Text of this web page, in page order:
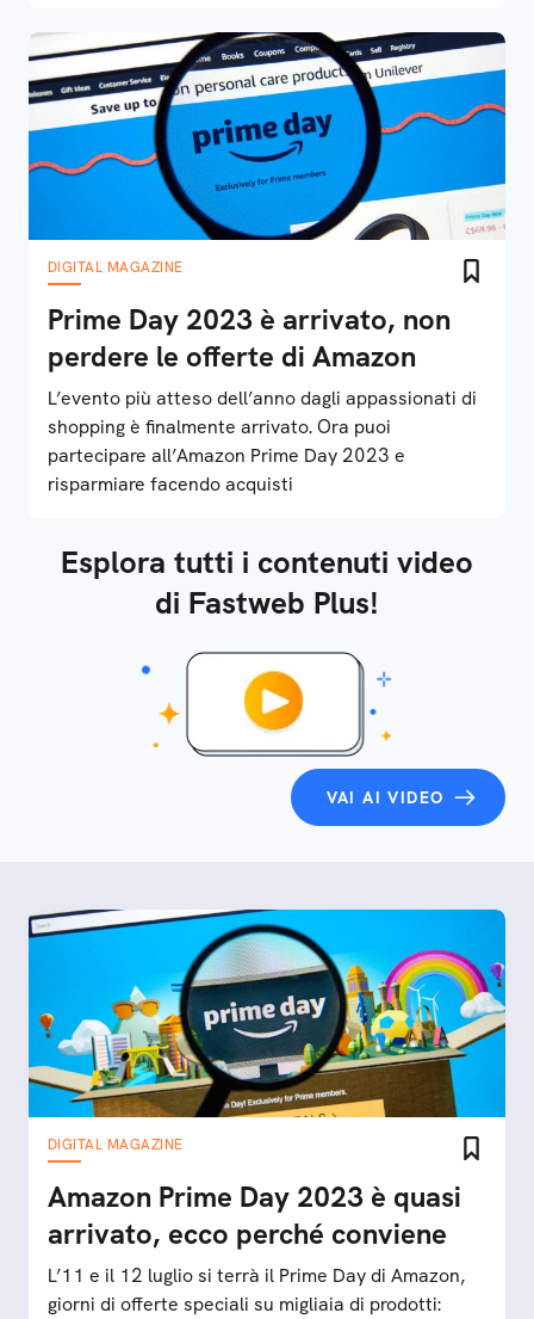
DIGITAL MAGAZINE
Prime Day 2023 è arrivato, non
perdere le offerte di Amazon
L’evento più atteso dell’anno dagli appassionati di
shopping è finalmente arrivato. Ora puoi
partecipare all’Amazon Prime Day 2023 e
risparmiare facendo acquisti
Esplora tutti i contenuti video
di Fastweb Plus!
VAI AI VIDEO
DIGITAL MAGAZINE
Amazon Prime Day 2023 è quasi
arrivato, ecco perché conviene
L’11 e il 12 luglio si terrà il Prime Day di Amazon,
giorni di offerte speciali su migliaia di prodotti: